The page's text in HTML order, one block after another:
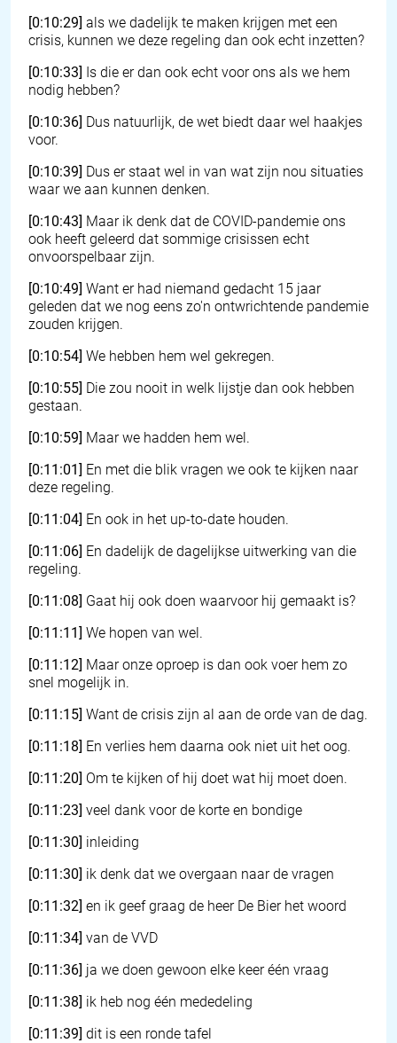
[0:10:29] als we dadelijk te maken krijgen met een
crisis, kunnen we deze regeling dan ook echt inzetten?
[0:10:33] Is die er dan ook echt voor ons als we hem
nodig hebben?
[0:10:36] Dus natuurlijk, de wet biedt daar wel haakjes
voor.
[0:10:39] Dus er staat wel in van wat zijn nou situaties
waar we aan kunnen denken.
[0:10:43] Maar ik denk dat de COVID-pandemie ons
ook heeft geleerd dat sommige crisissen echt
onvoorspelbaar zijn.
[0:10:49] Want er had niemand gedacht 15 jaar
geleden dat we nog eens zo'n ontwrichtende pandemie
zouden krijgen.
[0:10:54] We hebben hem wel gekregen.
[0:10:55] Die zou nooit in welk lijstje dan ook hebben
gestaan.
[0:10:59] Maar we hadden hem wel.
[0:11:01] En met die blik vragen we ook te kijken naar
deze regeling.
[0:11:04] En ook in het up-to-date houden.
[0:11:06] En dadelijk de dagelijkse uitwerking van die
regeling.
[0:11:08] Gaat hij ook doen waarvoor hij gemaakt is?
[0:11:11] We hopen van wel.
[0:11:12] Maar onze oproep is dan ook voer hem zo
snel mogelijk in.
[0:11:15] Want de crisis zijn al aan de orde van de dag.
[0:11:18] En verlies hem daarna ook niet uit het oog.
[0:11:20] Om te kijken of hij doet wat hij moet doen.
[0:11:23] veel dank voor de korte en bondige
[0:11:30] inleiding
[0:11:30] ik denk dat we overgaan naar de vragen
[0:11:32] en ik geef graag de heer De Bier het woord
[0:11:34] van de VVD
[0:11:36] ja we doen gewoon elke keer één vraag
[0:11:38] ik heb nog één mededeling
[0:11:39] dit is een ronde tafel